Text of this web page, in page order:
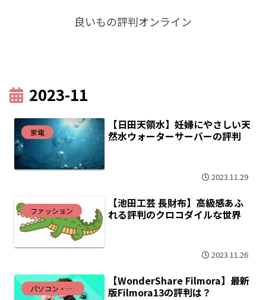
良いもの評判オンライン
2023-11
家電
【日田天領水】妊婦にやさしい天
然水ウォーターサーバーの評判
2023.11.29
ファッション
【池田工芸 長財布】高級感あふ
れる評判のクロコダイルな世界
2023.11.26
パソコン・インターネット
【WonderShare Filmora】最新
版Filmora13の評判は？